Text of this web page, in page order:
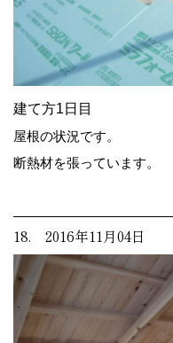
建て方1日目
屋根の状況です。
断熱材を張っています。
18. 2016年11月04日